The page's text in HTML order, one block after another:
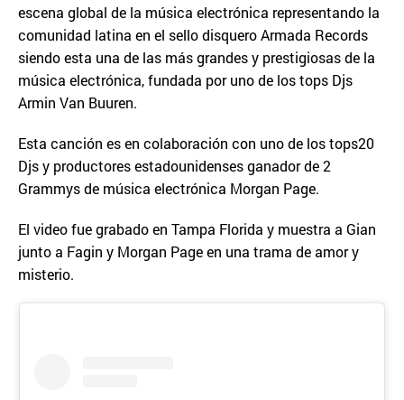
escena global de la música electrónica representando la
comunidad latina en el sello disquero Armada Records
siendo esta una de las más grandes y prestigiosas de la
música electrónica, fundada por uno de los tops Djs
Armin Van Buuren.
Esta canción es en colaboración con uno de los tops20
Djs y productores estadounidenses ganador de 2
Grammys de música electrónica Morgan Page.
El video fue grabado en Tampa Florida y muestra a Gian
junto a Fagin y Morgan Page en una trama de amor y
misterio.